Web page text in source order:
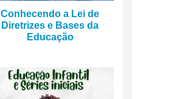
Conhecendo a Lei de
Diretrizes e Bases da
Educação